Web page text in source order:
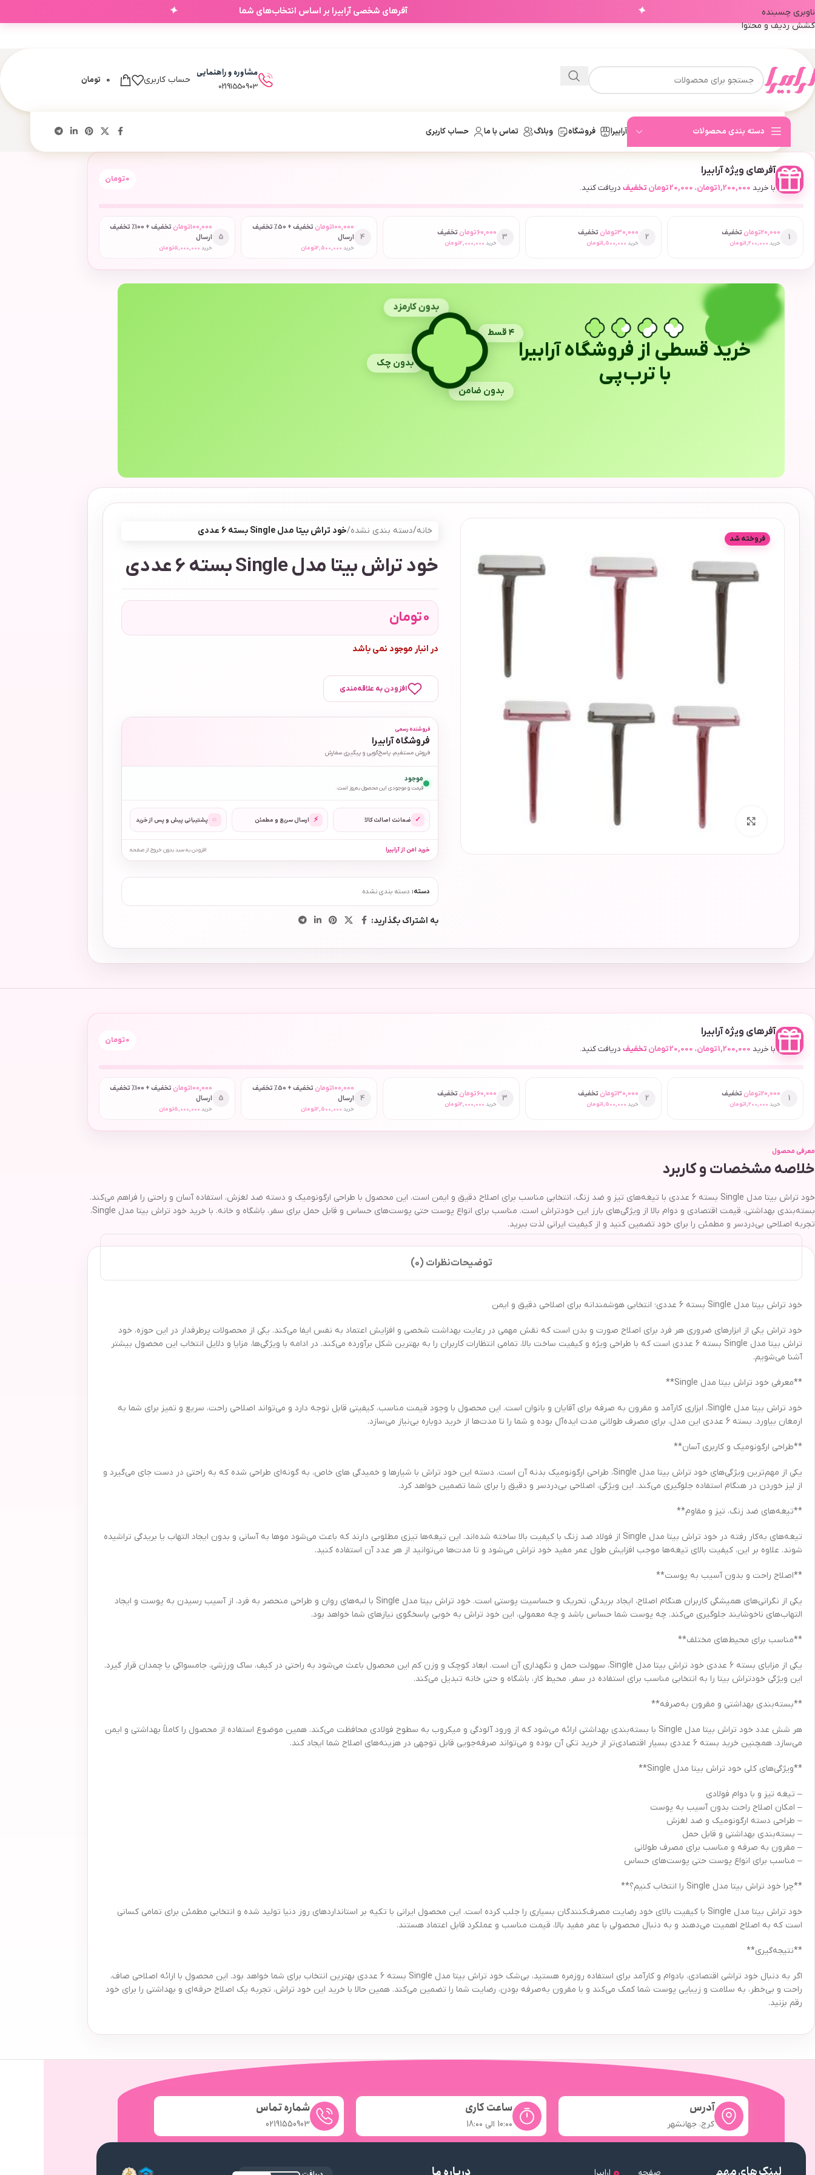
✦ آفرهای شخصی آرابیرا بر اساس انتخاب‌های شما ✦
ناوبری چسبنده
کشش ردیف و محتوا
مشاوره و راهنمایی
02191550903
حساب کاربری 0 تومان
دسته بندی محصولات آرابیرا فروشگاه وبلاگ تماس با ما حساب کاربری
آفرهای ویژه آرابیرا
با خرید 1,200,000تومان، 20,000تومان تخفیف دریافت کنید.
0تومان
1
20,000تومان تخفیف
خرید 1,200,000تومان
2
30,000تومان تخفیف
خرید 1,500,000تومان
3
60,000تومان تخفیف
خرید 2,000,000تومان
4
100,000تومان
تخفیف + 50٪ تخفیف
ارسال
خرید 2,500,000تومان
5
100,000تومان
تخفیف + 100٪ تخفیف
ارسال
خرید 5,000,000تومان
خرید قسطی از فروشگاه آرابیرا
با ترب‌پی
بدون کارمزد
۴ قسط
بدون چک
بدون ضامن
فروخته شد
برای بزرگنمایی کلیک کنید
خانه/دسته بندی نشده/خود تراش بیتا مدل Single بسته 6 عددی
خود تراش بیتا مدل Single بسته 6 عددی
0تومان
در انبار موجود نمی باشد
افزودن به علاقه‌مندی
فروشنده رسمی
فروشگاه آرابیرا
فروش مستقیم، پاسخ‌گویی و پیگیری سفارش
موجود
قیمت و موجودی این محصول به‌روز است.
✓ ضمانت اصالت کالا ⚡ ارسال سریع و مطمئن ◌ پشتیبانی پیش و پس از خرید
خرید امن از آرابیرا افزودن به سبد بدون خروج از صفحه
دسته: دسته بندی نشده
به اشتراک بگذارید:
آفرهای ویژه آرابیرا
با خرید 1,200,000تومان، 20,000تومان تخفیف دریافت کنید.
0تومان
1
20,000تومان تخفیف
خرید 1,200,000تومان
2
30,000تومان تخفیف
خرید 1,500,000تومان
3
60,000تومان تخفیف
خرید 2,000,000تومان
4
100,000تومان
تخفیف + 50٪ تخفیف
ارسال
خرید 2,500,000تومان
5
100,000تومان
تخفیف + 100٪ تخفیف
ارسال
خرید 5,000,000تومان
معرفی محصول
خلاصه مشخصات و کاربرد
خود تراش بیتا مدل Single بسته 6 عددی با تیغه‌های تیز و ضد زنگ، انتخابی مناسب برای اصلاح دقیق و ایمن است. این محصول با طراحی ارگونومیک و دسته ضد لغزش، استفاده آسان و راحتی را فراهم می‌کند.
بسته‌بندی بهداشتی، قیمت اقتصادی و دوام بالا از ویژگی‌های بارز این خودتراش است. مناسب برای انواع پوست حتی پوست‌های حساس و قابل حمل برای سفر، باشگاه و خانه. با خرید خود تراش بیتا مدل Single،
تجربه اصلاحی بی‌دردسر و مطمئن را برای خود تضمین کنید و از کیفیت ایرانی لذت ببرید.
توضیحاتنظرات (0)
خود تراش بیتا مدل Single بسته 6 عددی؛ انتخابی هوشمندانه برای اصلاحی دقیق و ایمن
خود تراش یکی از ابزارهای ضروری هر فرد برای اصلاح صورت و بدن است که نقش مهمی در رعایت بهداشت شخصی و افزایش اعتماد به نفس ایفا می‌کند. یکی از محصولات پرطرفدار در این حوزه، خود
تراش بیتا مدل Single بسته 6 عددی است که با طراحی ویژه و کیفیت ساخت بالا، تمامی انتظارات کاربران را به بهترین شکل برآورده می‌کند. در ادامه با ویژگی‌ها، مزایا و دلایل انتخاب این محصول بیشتر
آشنا می‌شویم.
**معرفی خود تراش بیتا مدل Single**
خود تراش بیتا مدل Single، ابزاری کارآمد و مقرون به صرفه برای آقایان و بانوان است. این محصول با وجود قیمت مناسب، کیفیتی قابل توجه دارد و می‌تواند اصلاحی راحت، سریع و تمیز برای شما به
ارمغان بیاورد. بسته 6 عددی این مدل، برای مصرف طولانی مدت ایده‌آل بوده و شما را تا مدت‌ها از خرید دوباره بی‌نیاز می‌سازد.
**طراحی ارگونومیک و کاربری آسان**
یکی از مهم‌ترین ویژگی‌های خود تراش بیتا مدل Single، طراحی ارگونومیک بدنه آن است. دسته این خود تراش با شیارها و خمیدگی‌ های خاص، به گونه‌ای طراحی شده که به راحتی در دست جای می‌گیرد و
از لیز خوردن در هنگام استفاده جلوگیری می‌کند. این ویژگی، اصلاحی بی‌دردسر و دقیق را برای شما تضمین خواهد کرد.
**تیغه‌های ضد زنگ، تیز و مقاوم**
تیغه‌های به‌کار رفته در خود تراش بیتا مدل Single از فولاد ضد زنگ با کیفیت بالا ساخته شده‌اند. این تیغه‌ها تیزی مطلوبی دارند که باعث می‌شود موها به آسانی و بدون ایجاد التهاب یا بریدگی تراشیده
شوند. علاوه بر این، کیفیت بالای تیغه‌ها موجب افزایش طول عمر مفید خود تراش می‌شود و تا مدت‌ها می‌توانید از هر عدد آن استفاده کنید.
**اصلاح راحت و بدون آسیب به پوست**
یکی از نگرانی‌های همیشگی کاربران هنگام اصلاح، ایجاد بریدگی، تحریک و حساسیت پوستی است. خود تراش بیتا مدل Single با لبه‌های روان و طراحی منحصر به فرد، از آسیب رسیدن به پوست و ایجاد
التهاب‌های ناخوشایند جلوگیری می‌کند. چه پوست شما حساس باشد و چه معمولی، این خود تراش به خوبی پاسخگوی نیازهای شما خواهد بود.
**مناسب برای محیط‌های مختلف**
یکی از مزایای بسته 6 عددی خود تراش بیتا مدل Single، سهولت حمل و نگهداری آن است. ابعاد کوچک و وزن کم این محصول باعث می‌شود به راحتی در کیف، ساک ورزشی، جامسواکی یا چمدان قرار گیرد.
این ویژگی خودتراش بیتا را به انتخابی مناسب برای استفاده در سفر، محیط کار، باشگاه و حتی خانه تبدیل می‌کند.
**بسته‌بندی بهداشتی و مقرون به‌صرفه**
هر شش عدد خود تراش بیتا مدل Single با بسته‌بندی بهداشتی ارائه می‌شود که از ورود آلودگی و میکروب به سطوح فولادی محافظت می‌کند. همین موضوع استفاده از محصول را کاملاً بهداشتی و ایمن
می‌سازد. همچنین خرید بسته 6 عددی بسیار اقتصادی‌تر از خرید تکی آن بوده و می‌تواند صرفه‌جویی قابل توجهی در هزینه‌های اصلاح شما ایجاد کند.
**ویژگی‌های کلی خود تراش بیتا مدل Single**
– تیغه تیز و با دوام فولادی
– امکان اصلاح راحت بدون آسیب به پوست
– طراحی دسته ارگونومیک و ضد لغزش
– بسته‌بندی بهداشتی و قابل حمل
– مقرون به صرفه و مناسب برای مصرف طولانی
– مناسب برای انواع پوست حتی پوست‌های حساس
**چرا خود تراش بیتا مدل Single را انتخاب کنیم؟**
خود تراش بیتا مدل Single با کیفیت بالای خود رضایت مصرف‌کنندگان بسیاری را جلب کرده است. این محصول ایرانی با تکیه بر استانداردهای روز دنیا تولید شده و انتخابی مطمئن برای تمامی کسانی
است که به اصلاح اهمیت می‌دهند و به دنبال محصولی با عمر مفید بالا، قیمت مناسب و عملکرد قابل اعتماد هستند.
**نتیجه‌گیری**
اگر به دنبال خود تراشی اقتصادی، بادوام و کارآمد برای استفاده روزمره هستید، بی‌شک خود تراش بیتا مدل Single بسته 6 عددی بهترین انتخاب برای شما خواهد بود. این محصول با ارائه اصلاحی صاف،
راحت و بی‌خطر، به سلامت و زیبایی پوست شما کمک می‌کند و با مقرون به‌صرفه بودن، رضایت شما را تضمین می‌کند. همین حالا با خرید این خود تراش، تجربه یک اصلاح حرفه‌ای و بهداشتی را برای خود
رقم بزنید.
آدرس
کرج، جهانشهر
ساعت کاری
10:۰۰ الی 18:۰۰
شماره تماس
02191550903